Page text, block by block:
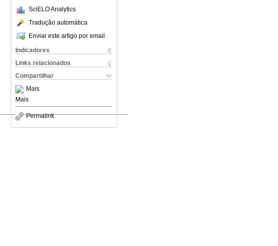
SciELO Analytics
Tradução automática
Enviar este artigo por email
Indicadores
Links relacionados
Compartilhar
Mais
Mais
Permalink